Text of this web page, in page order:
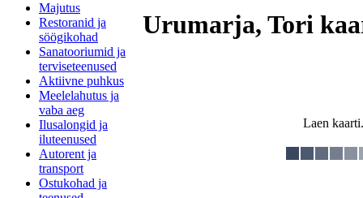
Majutus
Restoranid ja
söögikohad
Sanatooriumid ja
terviseteenused
Aktiivne puhkus
Meelelahutus ja
vaba aeg
Ilusalongid ja
iluteenused
Autorent ja
transport
Ostukohad ja
Urumarja, Tori
Laen